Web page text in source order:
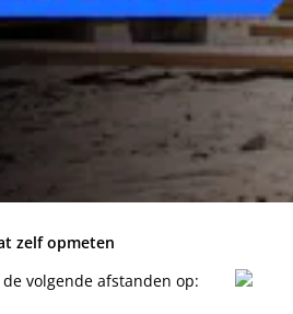
zelf opmeten
volgende afstanden op: